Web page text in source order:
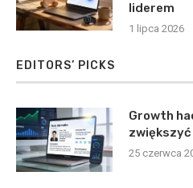
liderem
1 lipca 2026
EDITORS’ PICKS
Growth
zwiększyć
25 czerwca